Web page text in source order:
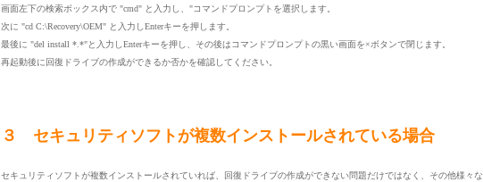
画面左下の検索ボックス内で "cmd" と入力し、"コマンドプロンプトを選択します。
次に "cd C:\Recovery\OEM" と入力しEnterキーを押します。
最後に "del install *.*"と入力しEnterキーを押し、その後はコマンドプロンプトの黒い画面を×ボタンで閉じます。
再起動後に回復ドライブの作成ができるか否かを確認してください。
３ セキュリティソフトが複数インストールされている場合
セキュリティソフトが複数インストールされていれば、回復ドライブの作成ができない問題だけではなく、その他様々